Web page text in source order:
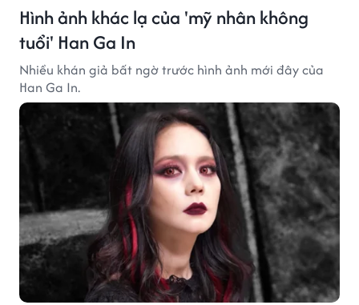
Hình ảnh khác lạ của 'mỹ nhân không
tuổi' Han Ga In
Nhiều khán giả bất ngờ trước hình ảnh mới đây của
Han Ga In.